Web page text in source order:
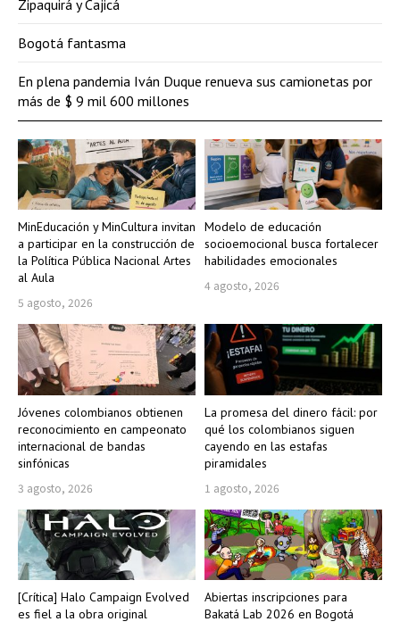
MinEducación y MinCultura invitan
a participar en la construcción de
la Política Pública Nacional Artes
al Aula
5 agosto, 2026
Modelo de educación
socioemocional busca fortalecer
habilidades emocionales
4 agosto, 2026
Jóvenes colombianos obtienen
reconocimiento en campeonato
internacional de bandas
sinfónicas
3 agosto, 2026
La promesa del dinero fácil: por
qué los colombianos siguen
cayendo en las estafas
piramidales
1 agosto, 2026
[Crítica] Halo Campaign Evolved
es fiel a la obra original
Abiertas inscripciones para
Bakatá Lab 2026 en Bogotá
Zipaquirá y Cajicá
Bogotá fantasma
En plena pandemia Iván Duque renueva sus camionetas por
más de $ 9 mil 600 millones